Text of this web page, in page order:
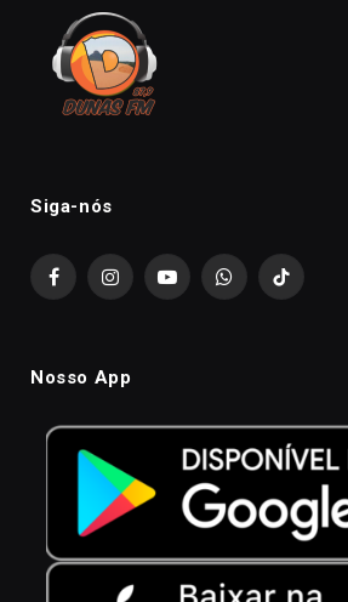
Siga-nós
FacebookInstagramYouTubeWhatsAppTikTok
Nosso App